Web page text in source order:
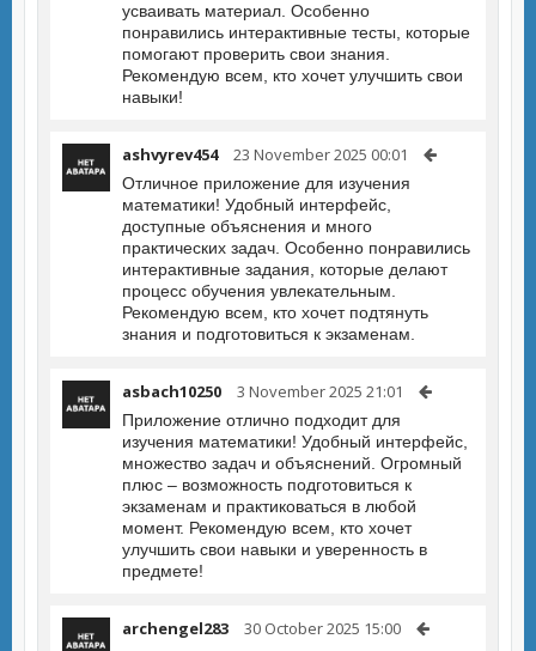
усваивать материал. Особенно
понравились интерактивные тесты, которые
помогают проверить свои знания.
Рекомендую всем, кто хочет улучшить свои
навыки!
ashvyrev454 23 November 2025 00:01
Отличное приложение для изучения
математики! Удобный интерфейс,
доступные объяснения и много
практических задач. Особенно понравились
интерактивные задания, которые делают
процесс обучения увлекательным.
Рекомендую всем, кто хочет подтянуть
знания и подготовиться к экзаменам.
asbach10250 3 November 2025 21:01
Приложение отлично подходит для
изучения математики! Удобный интерфейс,
множество задач и объяснений. Огромный
плюс – возможность подготовиться к
экзаменам и практиковаться в любой
момент. Рекомендую всем, кто хочет
улучшить свои навыки и уверенность в
предмете!
archengel283 30 October 2025 15:00